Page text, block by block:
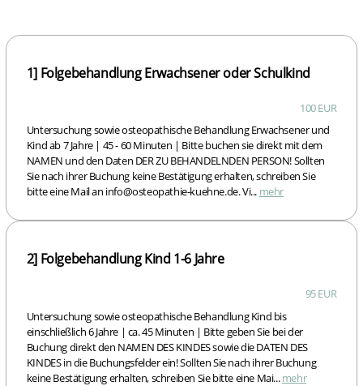
1] Folgebehandlung Erwachsener oder Schulkind
100 EUR
Untersuchung sowie osteopathische Behandlung Erwachsener und
Kind ab 7 Jahre | 45 - 60 Minuten | Bitte buchen sie direkt mit dem
NAMEN und den Daten DER ZU BEHANDELNDEN PERSON! Sollten
Sie nach ihrer Buchung keine Bestätigung erhalten, schreiben Sie
bitte eine Mail an info@osteopathie-kuehne.de. Vi... mehr
2] Folgebehandlung Kind 1-6 Jahre
95 EUR
Untersuchung sowie osteopathische Behandlung Kind bis
einschließlich 6 Jahre | ca. 45 Minuten | Bitte geben Sie bei der
Buchung direkt den NAMEN DES KINDES sowie die DATEN DES
KINDES in die Buchungsfelder ein! Sollten Sie nach ihrer Buchung
keine Bestätigung erhalten, schreiben Sie bitte eine Mai...mehr